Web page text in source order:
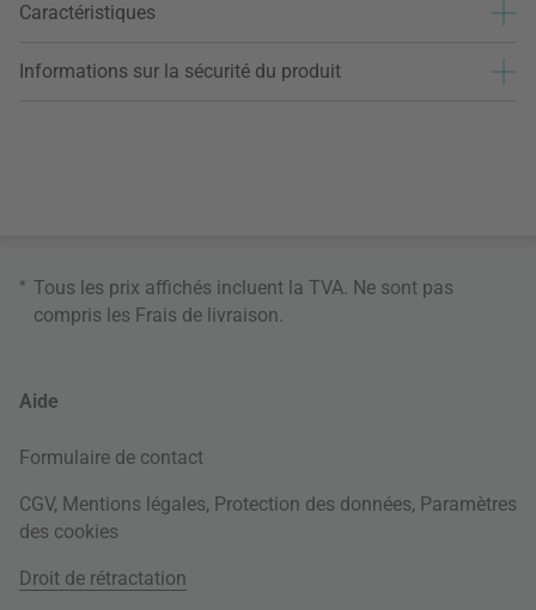
Caractéristiques
Informations sur la sécurité du produit
* Tous les prix affichés incluent la TVA. Ne sont pas
compris les Frais de livraison
Aide
Formulaire de contact
CGV, Mentions légales, Protection des données, Paramètres
des cookies
Droit de rétractation